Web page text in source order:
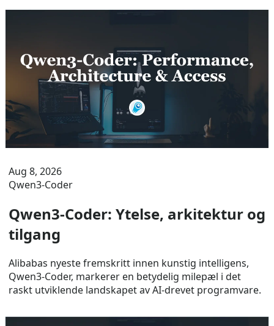
Aug 8, 2026
Qwen3-Coder
Qwen3-Coder: Ytelse, arkitektur og
tilgang
Alibabas nyeste fremskritt innen kunstig intelligens,
Qwen3-Coder, markerer en betydelig milepæl i det
raskt utviklende landskapet av AI-drevet programvare.